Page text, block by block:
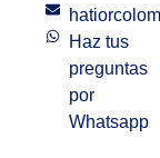
Haz tus
preguntas
por
Whatsapp